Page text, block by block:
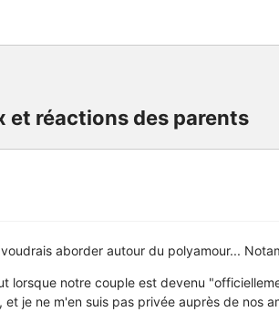
et réactions des parents
aborder autour du polyamour...
lorsque notre couple est devenu
, et je ne m'en suis pas privée auprès de nos